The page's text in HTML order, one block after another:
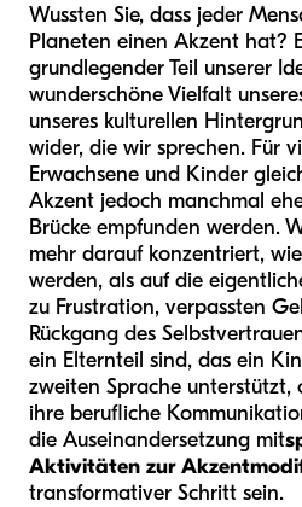
Wussten Sie, dass jeder
Planeten einen Akzent hat?
grundlegender Teil unserer
wunderschöne Vielfalt
unseres kulturellen
wider, die wir sprechen. Für
Erwachsene und Kinder
Akzent jedoch manchmal
Brücke empfunden werden.
mehr darauf konzentriert,
werden, als auf die
zu Frustration, verpassten
Rückgang des
ein Elternteil sind, das ein
zweiten Sprache unterstützt,
ihre berufliche
die Auseinandersetzung mit
Aktivitäten zur
transformativer Schritt sein.